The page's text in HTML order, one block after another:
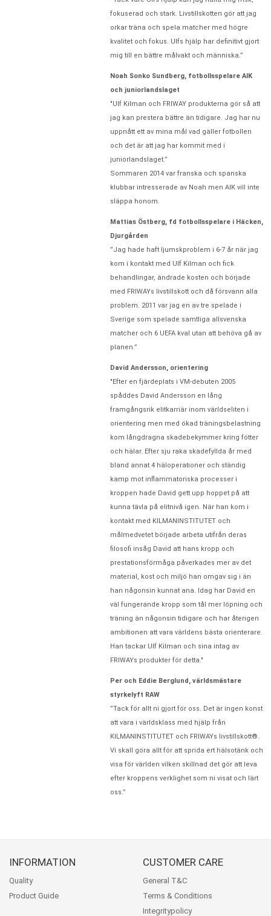
fokuserad och stark. Livstillskotten gör att jag
orkar träna och spela matcher med högre
kvalitet och fokus. Ulfs hjälp har definitivt gjort
mig till en bättre målvakt och människa.”
Noah Sonko Sundberg, fotbollsspelare AIK
och juniorlandslaget
"Ulf Kilman och FRIWAY produkterna gör så att
jag kan prestera bättre än tidigare. Jag har nu
uppnått ett av mina mål vad gäller fotbollen
och det är att jag har kommit med i
juniorlandslaget.”
Sommaren 2014 var franska och spanska
klubbar intresserade av Noah men AIK vill inte
släppa honom.
Mattias Östberg, fd fotbollsspelare i Häcken,
Djurgården
”Jag hade haft ljumskproblem i 6-7 år när jag
kom i kontakt med Ulf Kilman och fick
behandlingar, ändrade kosten och började
med FRIWAYs livstillskott och då försvann alla
problem. 2011 var jag en av tre spelade i
Sverige som spelade samtliga allsvenska
matcher och 6 UEFA kval utan att behöva gå av
planen.”
David Andersson, orientering
"Efter en fjärdeplats i VM-debuten 2005
spåddes David Andersson en lång
framgångsrik elitkarriär inom världseliten i
orientering men med ökad träningsbelastning
kom långdragna skadebekymmer kring fötter
och hälar. Efter sju raka skadefyllda år med
bland annat 4 häloperationer och ständig
kamp mot inflammatoriska processer i
kroppen hade David gett upp hoppet på att
kunna tävla på elitnivå igen. När han kom i
kontakt med KILMANINSTITUTET och
målmedvetet började arbeta utifrån deras
filosofi insåg David att hans kropp och
prestationsförmåga påverkades mer av det
material, kost och miljö han omgav sig i än
han någonsin kunnat ana. Idag har David en
väl fungerande kropp som tål mer löpning och
träning än någonsin tidigare och har återigen
ambitionen att vara världens bästa orienterare.
Han tackar Ulf Kilman och sina intag av
FRIWAYs produkter för detta."
Per och Eddie Berglund, världsmästare
styrkelyft RAW
”Tack för allt ni gjort för oss. Det är ingen konst
att vara i världsklass med hjälp från
KILMANINSTITUTET och FRIWAYs livstillskott®.
Vi skall göra allt för att sprida ert hälsotänk och
visa för världen vilken skillnad det gör att leva
efter kroppens verklighet som ni visat och lärt
oss.”
INFORMATION
Quality
Product Guide
CUSTOMER CARE
General T&C
Terms & Conditions
Integritypolicy